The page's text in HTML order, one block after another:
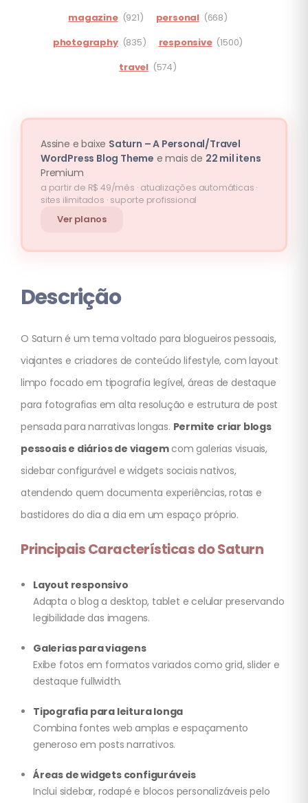
magazine (921) personal (668)
photography (835) responsive (1500)
travel (574)
Assine e baixe Saturn – A Personal/Travel
WordPress Blog Theme e mais de 22 mil itens
Premium
a partir de R$ 49/mês · atualizações automáticas ·
sites ilimitados · suporte profissional
Ver planos
Descrição
O Saturn é um tema voltado para blogueiros pessoais,
viajantes e criadores de conteúdo lifestyle, com layout
limpo focado em tipografia legível, áreas de destaque
para fotografias em alta resolução e estrutura de post
pensada para narrativas longas. Permite criar blogs
pessoais e diários de viagemcom galerias visuais,
sidebar configurável e widgets sociais nativos,
atendendo quem documenta experiências, rotas e
bastidores do dia a dia em um espaço próprio.
Principais Características do Saturn
Layout responsivo
Adapta o blog a desktop, tablet e celular preservando
legibilidade das imagens.
Galerias para viagens
Exibe fotos em formatos variados como grid, slider e
destaque fullwidth.
Tipografia para leitura longa
Combina fontes web amplas e espaçamento
generoso em posts narrativos.
Áreas de widgets configuráveis
Inclui sidebar, rodapé e blocos personalizáveis pelo